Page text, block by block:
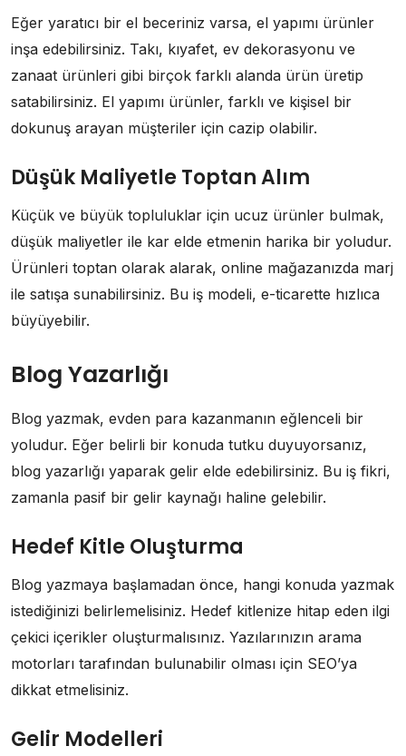
Eğer yaratıcı bir el beceriniz varsa, el yapımı ürünler
inşa edebilirsiniz. Takı, kıyafet, ev dekorasyonu ve
zanaat ürünleri gibi birçok farklı alanda ürün üretip
satabilirsiniz. El yapımı ürünler, farklı ve kişisel bir
dokunuş arayan müşteriler için cazip olabilir.
Düşük Maliyetle Toptan Alım
Küçük ve büyük topluluklar için ucuz ürünler bulmak,
düşük maliyetler ile kar elde etmenin harika bir yoludur.
Ürünleri toptan olarak alarak, online mağazanızda marj
ile satışa sunabilirsiniz. Bu iş modeli, e-ticarette hızlıca
büyüyebilir.
Blog Yazarlığı
Blog yazmak, evden para kazanmanın eğlenceli bir
yoludur. Eğer belirli bir konuda tutku duyuyorsanız,
blog yazarlığı yaparak gelir elde edebilirsiniz. Bu iş fikri,
zamanla pasif bir gelir kaynağı haline gelebilir.
Hedef Kitle Oluşturma
Blog yazmaya başlamadan önce, hangi konuda yazmak
istediğinizi belirlemelisiniz. Hedef kitlenize hitap eden ilgi
çekici içerikler oluşturmalısınız. Yazılarınızın arama
motorları tarafından bulunabilir olması için SEO’ya
dikkat etmelisiniz.
Gelir Modelleri